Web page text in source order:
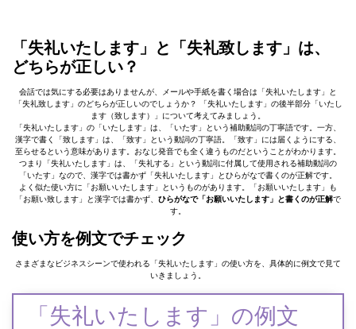
「失礼いたします」と「失礼致します」は、
どちらが正しい？
会話では気にする必要はありませんが、メールや手紙を書く場合は「失礼いたします」と
「失礼致します」のどちらが正しいのでしょうか？ 「失礼いたします」の後半部分「いたし
ます（致します）」について考えてみましょう。
「失礼いたします」の「いたします」は、「いたす」という補助動詞の丁寧語です。一方、
漢字で書く「致します」は、「致す」という動詞の丁寧語。「致す」には届くようにする、
至らせるという意味があります。おなじ発音でも全く違うものだということがわかります。
つまり「失礼いたします」は、「失礼する」という動詞に付属して使用される補助動詞の
「いたす」なので、漢字では書かず「失礼いたします」とひらがなで書くのが正解です。
よく似た使い方に「お願いいたします」というものがあります。「お願いいたします」も
「お願い致します」と漢字では書かず、 ひらがなで「お願いいたします」と書くのが正解で
す。
使い方を例文でチェック
さまざまなビジネスシーンで使われる「失礼いたします」の使い方を、具体的に例文で見て
いきましょう。
「失礼いたします」の例文